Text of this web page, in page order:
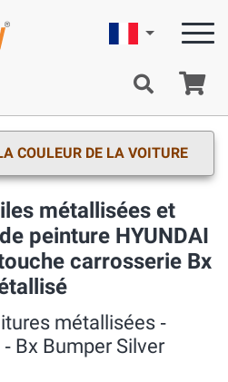
Française
COULEUR DE LA VOITURE
métallisées et
peinture HYUNDAI
carrosserie Bx
métallisées ‐
Bx Bumper Silver